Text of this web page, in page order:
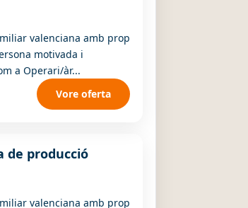
valenciana amb prop
motivada i
a Operari/àr...
Vore oferta
de producció
valenciana amb prop